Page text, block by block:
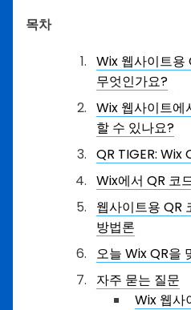
목차
Wix 웹사이트용
무엇인가요?
Wix 웹사이트에
할 수 있나요?
QR TIGER: Wix
Wix에서 QR 코
웹사이트용 QR
방법론
오늘 Wix QR을
자주 묻는 질문
Wix 웹사